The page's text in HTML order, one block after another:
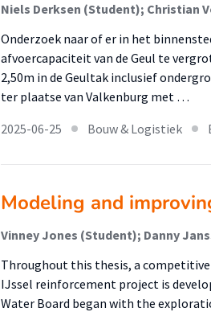
Niels Derksen (Student); Christian
Onderzoek naar of er in het
afvoercapaciteit van de Geul te
2,50m in de Geultak inclusief
ter plaatse van Valkenburg met …
2025-06-25
Bouw & Logistiek
Modeling and
Vinney Jones (Student); Danny
Throughout this thesis, a
IJssel reinforcement project is
Water Board began with the